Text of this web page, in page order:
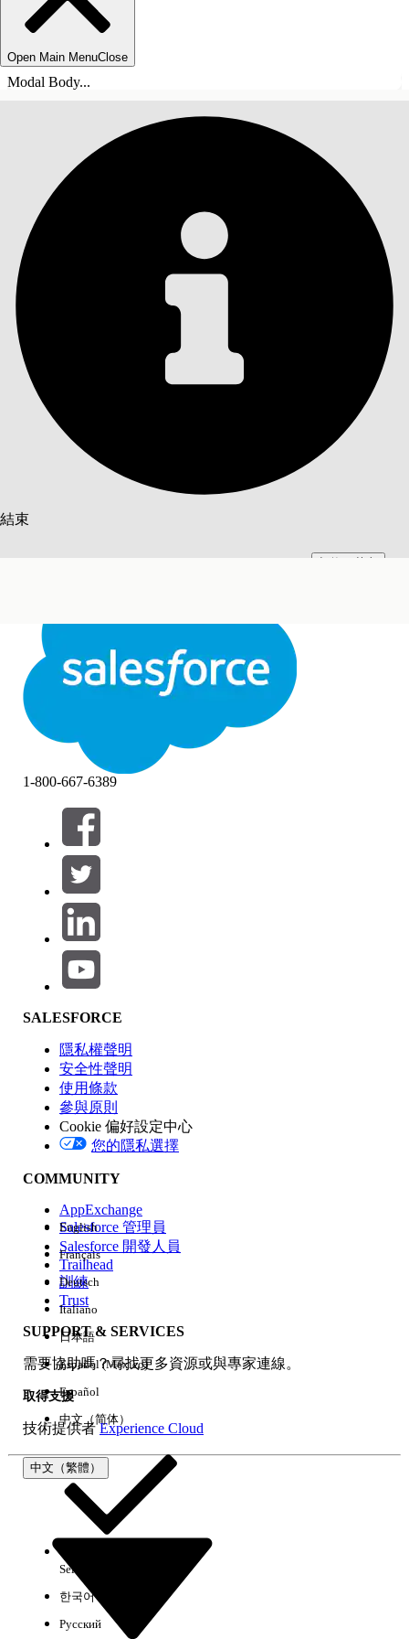
Open Main MenuClose
Modal Body...
結束
結束
目錄
篩選器 (0)
選取篩選
產品區域
功能影響
版本
經驗
1-800-667-6389
SALESFORCE
隱私權聲明
安全性聲明
使用條款
參與原則
Cookie 偏好設定中心
您的隱私選擇
COMMUNITY
AppExchange
Salesforce 管理員
Salesforce 開發人員
Trailhead
訓練
Trust
SUPPORT & SERVICES
需要協助嗎？尋找更多資源或與專家連線。
取得支援
技術提供者Experience Cloud
中文（繁體）
English
Français
Deutsch
Italiano
日本語
Español (México)
Español
中文（简体）
Select Org
한국어
Русский